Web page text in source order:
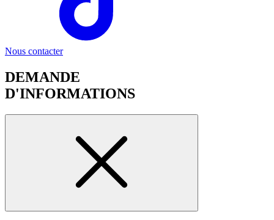
Nous contacter
DEMANDE
D'INFORMATIONS